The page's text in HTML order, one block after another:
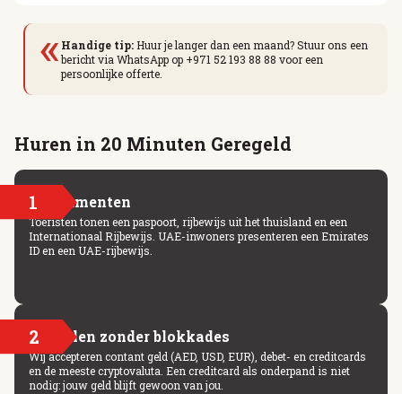
« Handige tip:Huur je langer dan een maand? Stuur ons een
bericht via WhatsApp op +971 52 193 88 88 voor een
persoonlijke offerte.
Huren in 20 Minuten Geregeld
1 Documenten
Toeristen tonen een paspoort, rijbewijs uit het thuisland en een
Internationaal Rijbewijs. UAE-inwoners presenteren een Emirates
ID en een UAE-rijbewijs.
2 Betalen zonder blokkades
Wij accepteren contant geld (AED, USD, EUR), debet- en creditcards
en de meeste cryptovaluta. Een creditcard als onderpand is niet
nodig: jouw geld blijft gewoon van jou.